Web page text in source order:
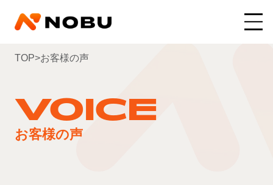
TOP>お客様の声
VOICE
お客様の声